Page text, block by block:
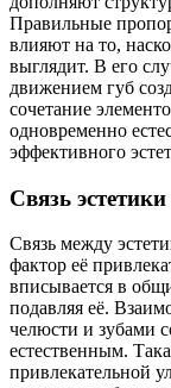
Правильные
влияют на то,
выглядит. В его
движением губ
сочетание
одновременно
эффективного
Связь
Связь между
фактор её
вписывается в
подавляя её.
челюсти и зубами
естественным.
привлекательной